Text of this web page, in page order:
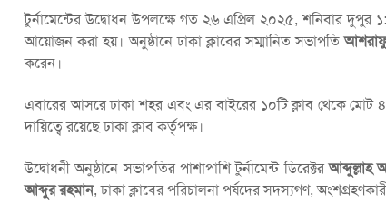
টুর্নামেন্টের উদ্বোধন উপলক্ষে গত ২৬ এপ্রিল ২০২৫, শনিবার দুপুর
আয়োজন করা হয়। অনুষ্ঠানে ঢাকা ক্লাবের সম্মানিত সভাপতি
করেন।
এবারের আসরে ঢাকা শহর এবং এর বাইরের ১০টি ক্লাব থেকে মোট
দায়িত্বে রয়েছে ঢাকা ক্লাব কর্তৃপক্ষ।
উদ্বোধনী অনুষ্ঠানে সভাপতির পাশাপাশি টুর্নামেন্ট ডিরেক্টরআব্দুল্লাহ
আব্দুর রহমান, ঢাকা ক্লাবের পরিচালনা পর্ষদের সদস্যগণ,